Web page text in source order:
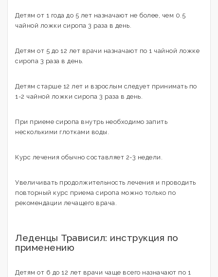
Детям от 1 года до 5 лет назначают не более, чем 0.5
чайной ложки сиропа 3 раза в день.
Детям от 5 до 12 лет врачи назначают по 1 чайной ложке
сиропа 3 раза в день.
Детям старше 12 лет и взрослым следует принимать по
1-2 чайной ложки сиропа 3 раза в день.
При приеме сиропа внутрь необходимо запить
несколькими глотками воды.
Курс лечения обычно составляет 2-3 недели.
Увеличивать продолжительность лечения и проводить
повторный курс приема сиропа можно только по
рекомендации лечащего врача.
Леденцы Трависил: инструкция по
применению
Детям от 6 до 12 лет врачи чаще всего назначают по 1